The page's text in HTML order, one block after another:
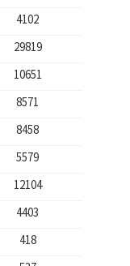
4102
29819
10651
8571
8458
5579
12104
4403
418